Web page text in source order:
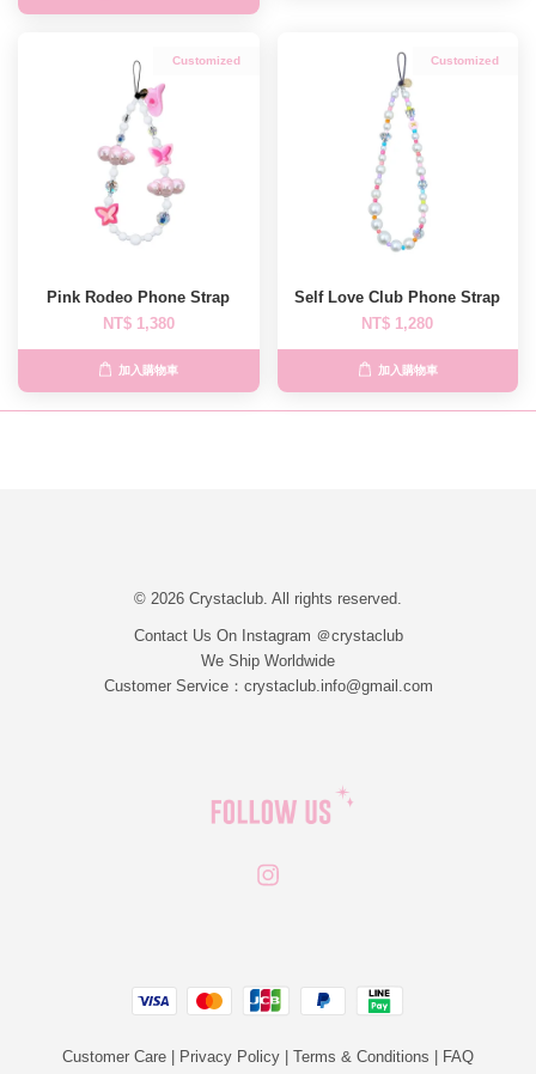
Customized
Pink Rodeo Phone Strap
NT$ 1,380
加入購物車
Customized
Self Love Club Phone Strap
NT$ 1,280
加入購物車
© 2026 Crystaclub. All rights reserved.
Contact Us On Instagram ＠crystaclub
We Ship Worldwide
Customer Service：crystaclub.info@gmail.com
Visa Master JCB Paypal
Customer Care | Privacy Policy | Terms & Conditions | FAQ